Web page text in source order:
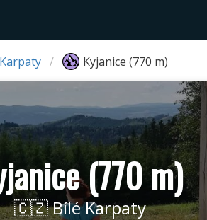
Kyjanice (770 m)
(770 m)
🇨🇿 Bílé Karpaty